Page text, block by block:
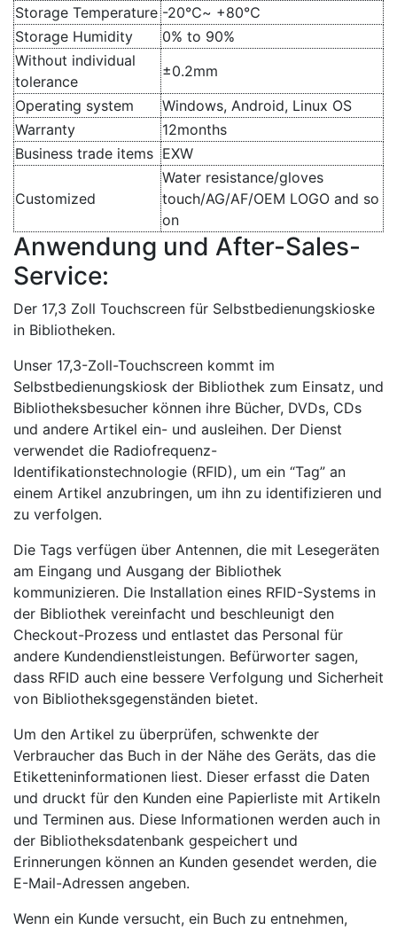
Storage Temperature -20℃~ +80℃
Storage Humidity
0% to 90%
Without individual
tolerance
±0.2mm
Operating system
Windows, Android, Linux OS
Warranty
12months
Business trade items EXW
Customized
Water resistance/gloves
touch/AG/AF/OEM LOGO and so
on
Anwendung und After-Sales-
Service:
Der 17,3 Zoll Touchscreen für Selbstbedienungskioske
in Bibliotheken.
Unser 17,3-Zoll-Touchscreen kommt im
Selbstbedienungskiosk der Bibliothek zum Einsatz, und
Bibliotheksbesucher können ihre Bücher, DVDs, CDs
und andere Artikel ein- und ausleihen. Der Dienst
verwendet die Radiofrequenz-
Identifikationstechnologie (RFID), um ein “Tag” an
einem Artikel anzubringen, um ihn zu identifizieren und
zu verfolgen.
Die Tags verfügen über Antennen, die mit Lesegeräten
am Eingang und Ausgang der Bibliothek
kommunizieren. Die Installation eines RFID-Systems in
der Bibliothek vereinfacht und beschleunigt den
Checkout-Prozess und entlastet das Personal für
andere Kundendienstleistungen. Befürworter sagen,
dass RFID auch eine bessere Verfolgung und Sicherheit
von Bibliotheksgegenständen bietet.
Um den Artikel zu überprüfen, schwenkte der
Verbraucher das Buch in der Nähe des Geräts, das die
Etiketteninformationen liest. Dieser erfasst die Daten
und druckt für den Kunden eine Papierliste mit Artikeln
und Terminen aus. Diese Informationen werden auch in
der Bibliotheksdatenbank gespeichert und
Erinnerungen können an Kunden gesendet werden, die
E-Mail-Adressen angeben.
Wenn ein Kunde versucht, ein Buch zu entnehmen,